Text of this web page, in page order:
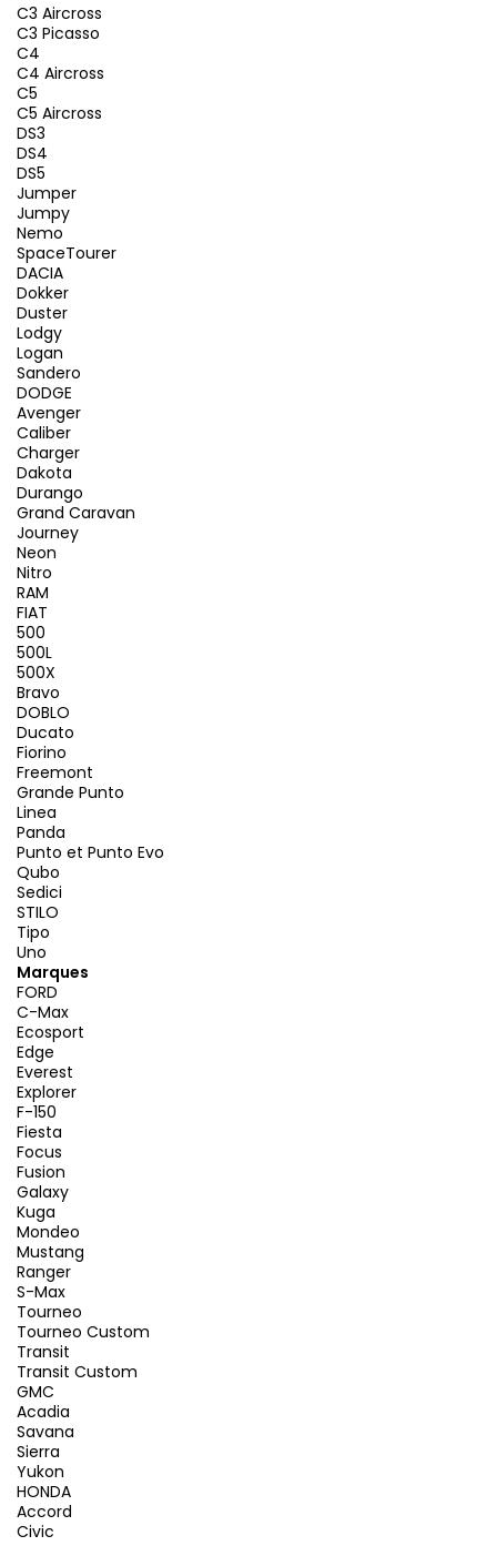
C3 Aircross
C3 Picasso
C4
C4 Aircross
C5
C5 Aircross
DS3
DS4
DS5
Jumper
Jumpy
Nemo
SpaceTourer
DACIA
Dokker
Duster
Lodgy
Logan
Sandero
DODGE
Avenger
Caliber
Charger
Dakota
Durango
Grand Caravan
Journey
Neon
Nitro
RAM
FIAT
500
500L
500X
Bravo
DOBLO
Ducato
Fiorino
Freemont
Grande Punto
Linea
Panda
Punto et Punto Evo
Qubo
Sedici
STILO
Tipo
Uno
Marques
FORD
C-Max
Ecosport
Edge
Everest
Explorer
F-150
Fiesta
Focus
Fusion
Galaxy
Kuga
Mondeo
Mustang
Ranger
S-Max
Tourneo
Tourneo Custom
Transit
Transit Custom
GMC
Acadia
Savana
Sierra
Yukon
HONDA
Accord
Civic